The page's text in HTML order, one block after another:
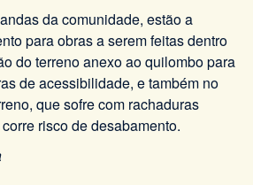
da comunidade, estão a
para obras a serem feitas dentro
do terreno anexo ao quilombo para
de acessibilidade, e também no
que sofre com rachaduras
risco de desabamento.